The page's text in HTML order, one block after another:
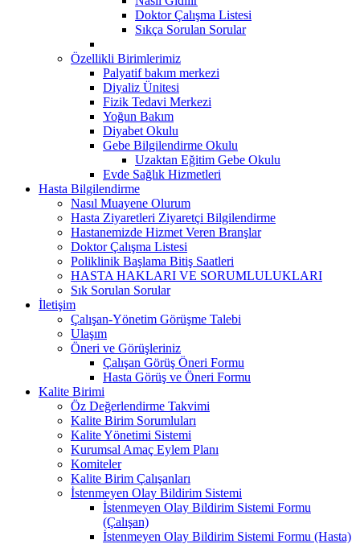
Doktor Çalışma Listesi
Sıkça Sorulan Sorular
Özellikli Birimlerimiz
Palyatif bakım merkezi
Diyaliz Ünitesi
Fizik Tedavi Merkezi
Yoğun Bakım
Diyabet Okulu
Gebe Bilgilendirme Okulu
Uzaktan Eğitim Gebe Okulu
Evde Sağlık Hizmetleri
Hasta Bilgilendirme
Nasıl Muayene Olurum
Hasta Ziyaretleri Ziyaretçi Bilgilendirme
Hastanemizde Hizmet Veren Branşlar
Doktor Çalışma Listesi
Poliklinik Başlama Bitiş Saatleri
HASTA HAKLARI VE SORUMLULUKLARI
Sık Sorulan Sorular
İletişim
Çalışan-Yönetim Görüşme Talebi
Ulaşım
Öneri ve Görüşleriniz
Çalışan Görüş Öneri Formu
Hasta Görüş ve Öneri Formu
Kalite Birimi
Öz Değerlendirme Takvimi
Kalite Birim Sorumluları
Kalite Yönetimi Sistemi
Kurumsal Amaç Eylem Planı
Komiteler
Kalite Birim Çalışanları
İstenmeyen Olay Bildirim Sistemi
İstenmeyen Olay Bildirim Sistemi Formu
(Çalışan)
İstenmeyen Olay Bildirim Sistemi Formu (Hasta)